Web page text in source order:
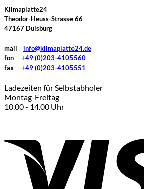
Klimaplatte24
Theodor-Heuss-Strasse 66
47167 Duisburg
mail info@klimaplatte24.de
fon +49 (0)203-4105560
fax +49 (0)203-4105551
Ladezeiten für Selbstabholer
Montag-Freitag
10.00 - 14.00 Uhr